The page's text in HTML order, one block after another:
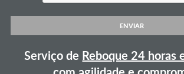
ENVIAR
Serviço de Reboque 24 horas